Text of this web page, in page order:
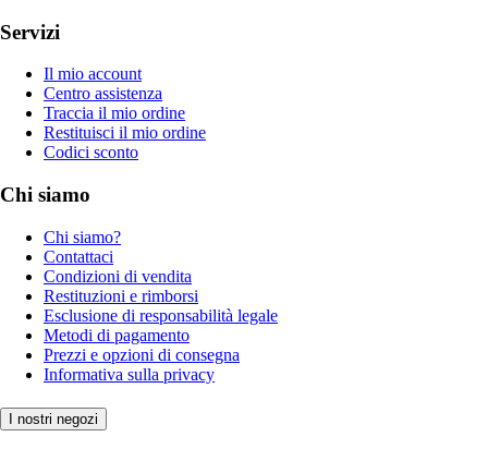
Servizi
Il mio account
Centro assistenza
Traccia il mio ordine
Restituisci il mio ordine
Codici sconto
Chi siamo
Chi siamo?
Contattaci
Condizioni di vendita
Restituzioni e rimborsi
Esclusione di responsabilità legale
Metodi di pagamento
Prezzi e opzioni di consegna
Informativa sulla privacy
I nostri negozi